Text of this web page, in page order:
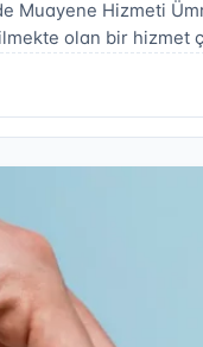
Muayene Hizmeti
olan bir hizmet